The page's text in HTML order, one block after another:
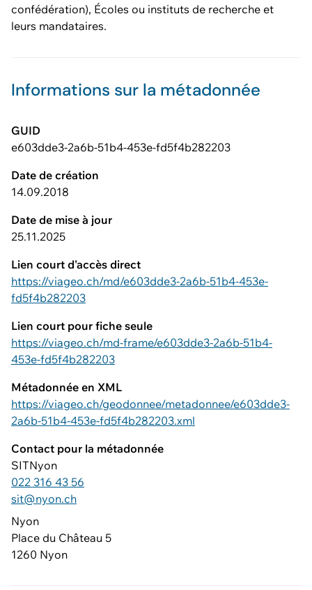
confédération), Écoles ou instituts de recherche et
leurs mandataires.
Informations sur la métadonnée
GUID
e603dde3-2a6b-51b4-453e-fd5f4b282203
Date de création
14.09.2018
Date de mise à jour
25.11.2025
Lien court d'accès direct
https://viageo.ch/md/e603dde3-2a6b-51b4-453e-
fd5f4b282203
Lien court pour fiche seule
https://viageo.ch/md-frame/e603dde3-2a6b-51b4-
453e-fd5f4b282203
Métadonnée en XML
https://viageo.ch/geodonnee/metadonnee/e603dde3-
2a6b-51b4-453e-fd5f4b282203.xml
Contact pour la métadonnée
SITNyon
022 316 43 56
sit@nyon.ch
Nyon
Place du Château 5
1260 Nyon